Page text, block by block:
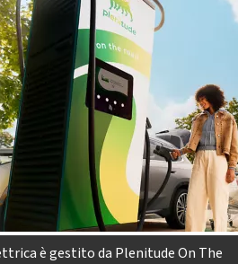
è gestito da Plenitude On The